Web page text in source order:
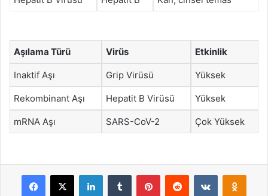
Aşılama Türü Virüs Etkinlik
Inaktif Aşı Grip Virüsü Yüksek
Rekombinant Aşı Hepatit B Virüsü Yüksek
mRNA Aşı SARS-CoV-2 Çok Yüksek
Facebook
X LinkedInTumblr PinterestReddit VKontakte